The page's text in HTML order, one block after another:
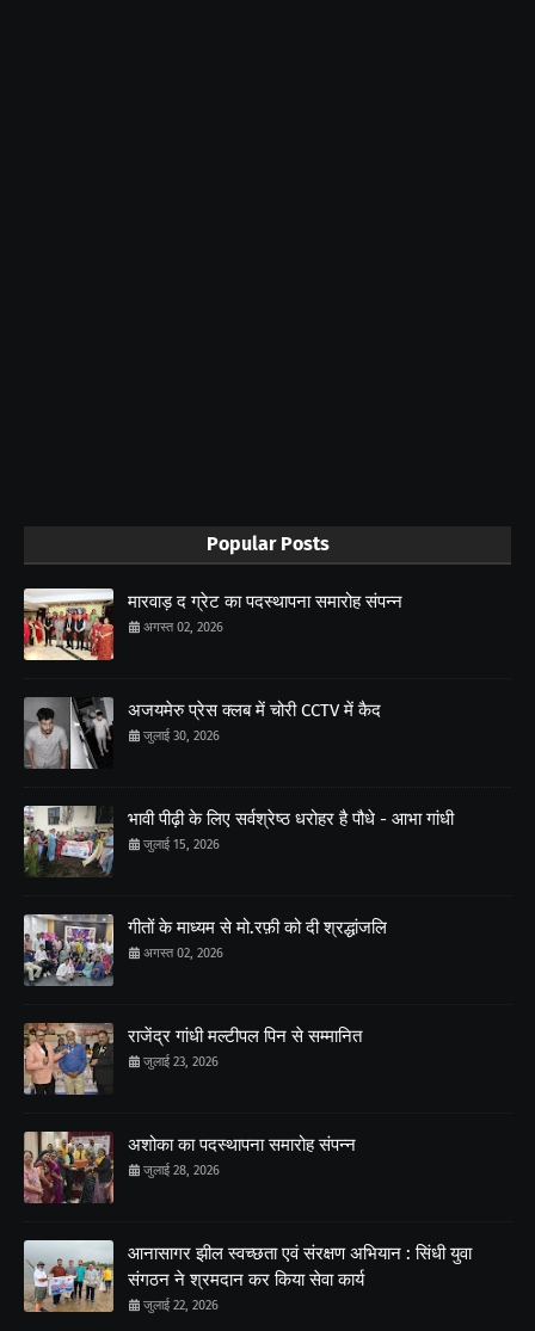
Popular Posts
मारवाड़ द ग्रेट का पदस्थापना समारोह संपन्न
अगस्त 02, 2026
अजयमेरु प्रेस क्लब में चोरी CCTV में कैद
जुलाई 30, 2026
भावी पीढ़ी के लिए सर्वश्रेष्ठ धरोहर है पौधे - आभा गांधी
जुलाई 15, 2026
गीतों के माध्यम से मो.रफ़ी को दी श्रद्धांजलि
अगस्त 02, 2026
राजेंद्र गांधी मल्टीपल पिन से सम्मानित
जुलाई 23, 2026
अशोका का पदस्थापना समारोह संपन्न
जुलाई 28, 2026
आनासागर झील स्वच्छता एवं संरक्षण अभियान : सिंधी युवा
संगठन ने श्रमदान कर किया सेवा कार्य
जुलाई 22, 2026